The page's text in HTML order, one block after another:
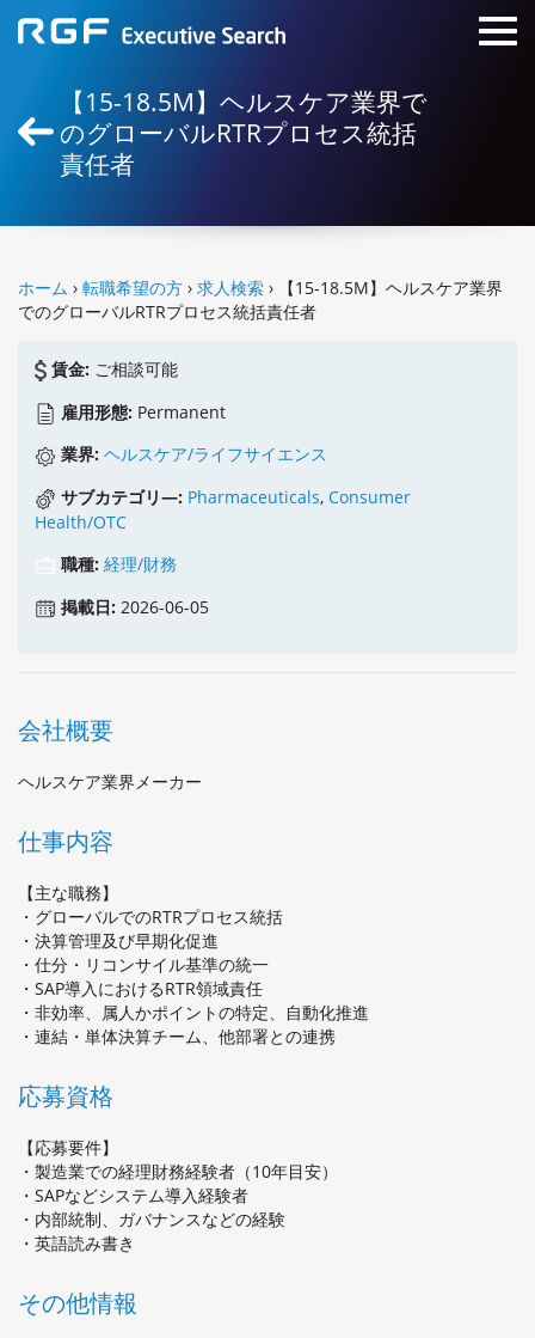
【15-18.5M】ヘルスケア業界で
のグローバルRTRプロセス統括
責任者
ホーム › 転職希望の方 › 求人検索 › 【15-18.5M】ヘルスケア業界
でのグローバルRTRプロセス統括責任者
賃金: ご相談可能
雇用形態: Permanent
業界:ヘルスケア/ライフサイエンス
サブカテゴリ―: Pharmaceuticals,Consumer
Health/OTC
職種:経理/財務
掲載日: 2026-06-05
会社概要
ヘルスケア業界メーカー
仕事内容
【主な職務】
・グローバルでのRTRプロセス統括
・決算管理及び早期化促進
・仕分・リコンサイル基準の統一
・SAP導入におけるRTR領域責任
・非効率、属人かポイントの特定、自動化推進
・連結・単体決算チーム、他部署との連携
応募資格
【応募要件】
・製造業での経理財務経験者（10年目安）
・SAPなどシステム導入経験者
・内部統制、ガバナンスなどの経験
・英語読み書き
その他情報